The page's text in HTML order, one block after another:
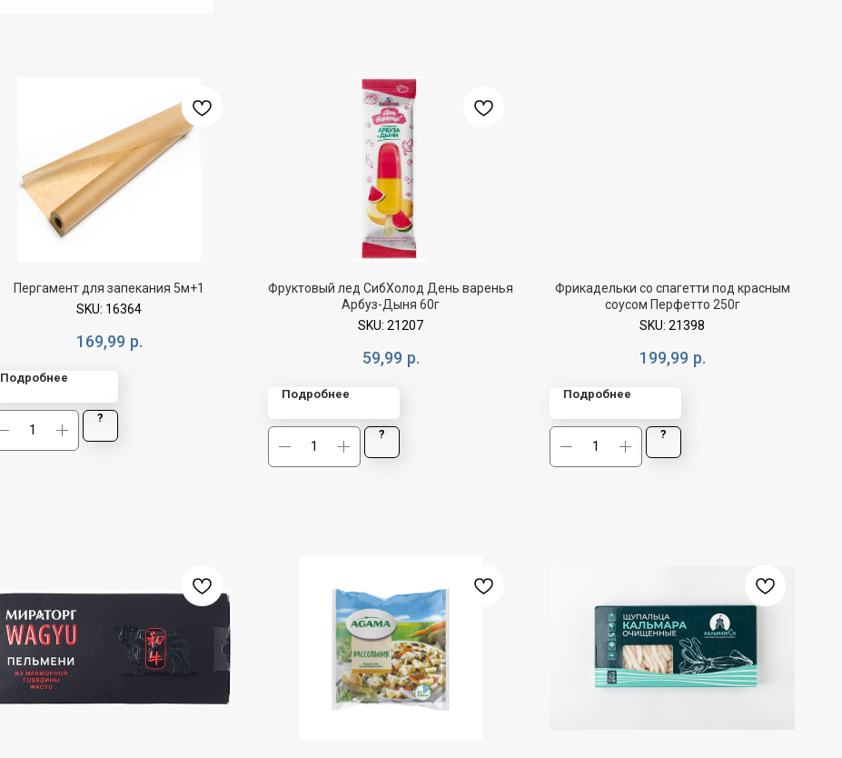
Пергамент для запекания 5м+1
SKU: 16364
169,99 р.
Подробнее
?
Фруктовый лед СибХолод День варенья
Арбуз-Дыня 60г
SKU: 21207
59,99 р.
Подробнее
?
Фрикадельки со спагетти под красным
соусом Перфетто 250г
SKU: 21398
199,99 р.
Подробнее
?